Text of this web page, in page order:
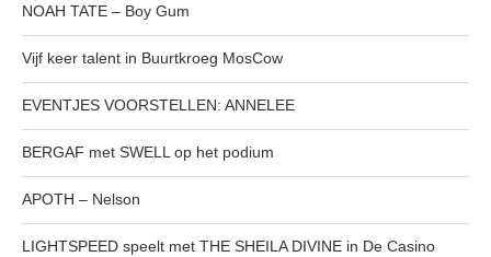
NOAH TATE – Boy Gum
Vijf keer talent in Buurtkroeg MosCow
EVENTJES VOORSTELLEN: ANNELEE
BERGAF met SWELL op het podium
APOTH – Nelson
LIGHTSPEED speelt met THE SHEILA DIVINE in De Casino